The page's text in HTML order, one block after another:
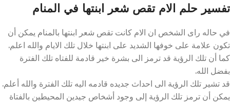
تفسير حلم الام تقص شعر ابنتها في المنام
في حاله راى الشخص ان الام كانت تقص شعر ابنتها بالمنام يمكن أن
تكون علامة على خوفها الشديد على ابنتها خلال تلك الايام والله اعلم.
كما أن تلك الرؤية قد ترمز الى بشرة خير قادمة للفتاه تلك الفترة
بفضل الله.
قد تشير تلك الرؤية الى احداث جديده قادمه اليه تلك الفترة والله أعلم.
يمكن أن ترمز تلك الرؤية إلى وجود أشخاص جيدين المحيطين بالفتاة